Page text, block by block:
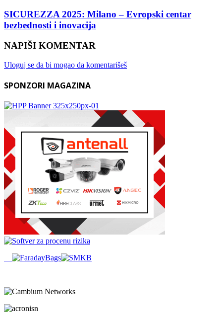
SICUREZZA 2025: Milano – Evropski centar
bezbednosti i inovacija
NAPIŠI KOMENTAR
Uloguj se da bi mogao da komentarišeš
SPONZORI MAGAZINA